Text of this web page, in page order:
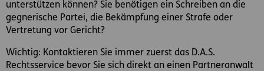
unterstützen können? Sie benötigen ein Schreiben an die
gegnerische Partei, die Bekämpfung einer Strafe oder
Vertretung vor Gericht?
Wichtig: Kontaktieren Sie immer zuerst das D.A.S.
Rechtsservice bevor Sie sich direkt an einen Partneranwalt